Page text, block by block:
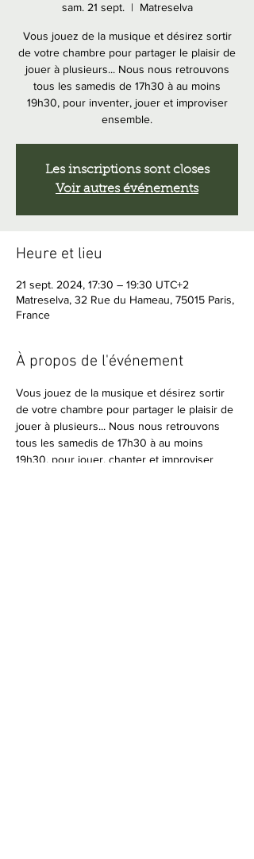
sam. 21 sept.
  |
Matreselva
Vous jouez de la musique et désirez sortir
de votre chambre pour partager le plaisir de
jouer à plusieurs... Nous nous retrouvons
tous les samedis de 17h30 à au moins
19h30, pour inventer, jouer et improviser
ensemble.
Les inscriptions sont closes
Voir autres événements
Heure et lieu
21 sept. 2024, 17:30 – 19:30 UTC+2
Matreselva, 32 Rue du Hameau, 75015 Paris,
France
À propos de l'événement
Vous jouez de la musique et désirez sortir
de votre chambre pour partager le plaisir de
jouer à plusieurs... Nous nous retrouvons
tous les samedis de 17h30 à au moins
19h30, pour jouer, chanter et improviser